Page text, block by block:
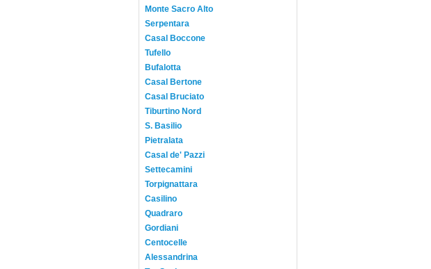
Monte Sacro Alto
Serpentara
Casal Boccone
Tufello
Bufalotta
Casal Bertone
Casal Bruciato
Tiburtino Nord
S. Basilio
Pietralata
Casal de' Pazzi
Settecamini
Torpignattara
Casilino
Quadraro
Gordiani
Centocelle
Alessandrina